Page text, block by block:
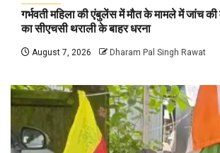
गर्भवती महिला की एंबुलेंस में मौत के मामले में जांच
का सीएचसी थराली के बाहर धरना
August 7, 2026 Dharam Pal Singh Rawat